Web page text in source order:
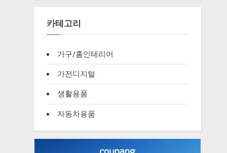
카테고리
가구/홈인테리어
가전디지털
생활용품
자동차용품